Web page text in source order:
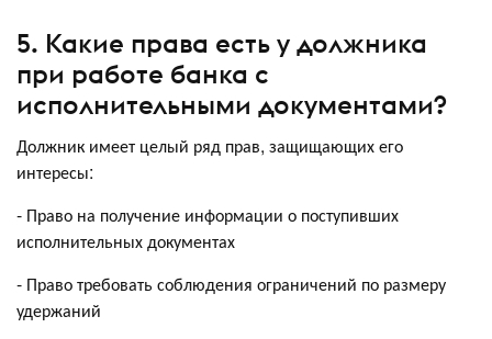
5. Какие права есть у должника
при работе банка с
исполнительными документами?
Должник имеет целый ряд прав, защищающих его
интересы:
- Право на получение информации о поступивших
исполнительных документах
- Право требовать соблюдения ограничений по размеру
удержаний